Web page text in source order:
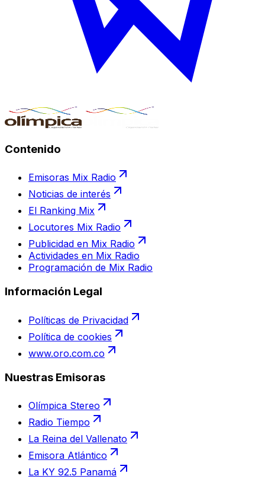
Contenido
Emisoras Mix Radio
Noticias de interés
El Ranking Mix
Locutores Mix Radio
Publicidad en Mix Radio
Actividades en Mix Radio
Programación de Mix Radio
Información Legal
Políticas de Privacidad
Política de cookies
www.oro.com.co
Nuestras Emisoras
Olímpica Stereo
Radio Tiempo
La Reina del Vallenato
Emisora Atlántico
La KY 92.5 Panamá